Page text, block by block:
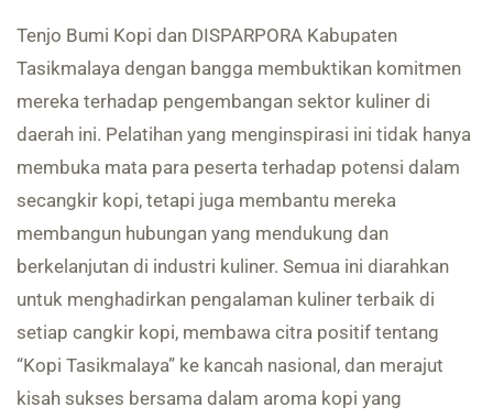
Tenjo Bumi Kopi dan DISPARPORA Kabupaten
Tasikmalaya dengan bangga membuktikan komitmen
mereka terhadap pengembangan sektor kuliner di
daerah ini. Pelatihan yang menginspirasi ini tidak hanya
membuka mata para peserta terhadap potensi dalam
secangkir kopi, tetapi juga membantu mereka
membangun hubungan yang mendukung dan
berkelanjutan di industri kuliner. Semua ini diarahkan
untuk menghadirkan pengalaman kuliner terbaik di
setiap cangkir kopi, membawa citra positif tentang
“Kopi Tasikmalaya” ke kancah nasional, dan merajut
kisah sukses bersama dalam aroma kopi yang